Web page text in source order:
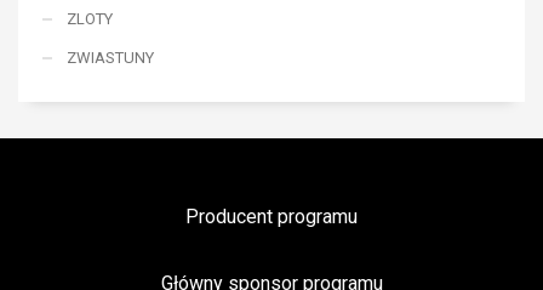
ZLOTY
ZWIASTUNY
Producent programu
Główny sponsor programu